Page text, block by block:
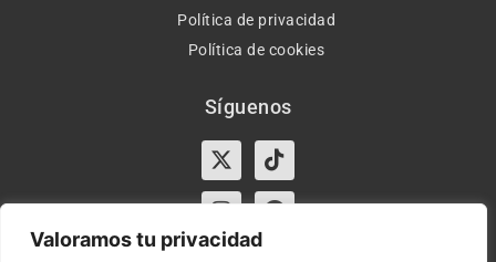
Valoramos tu privacidad
Política de privacidad
Política de cookies
Síguenos
X-
twitter
Tiktok
InstagramFacebook